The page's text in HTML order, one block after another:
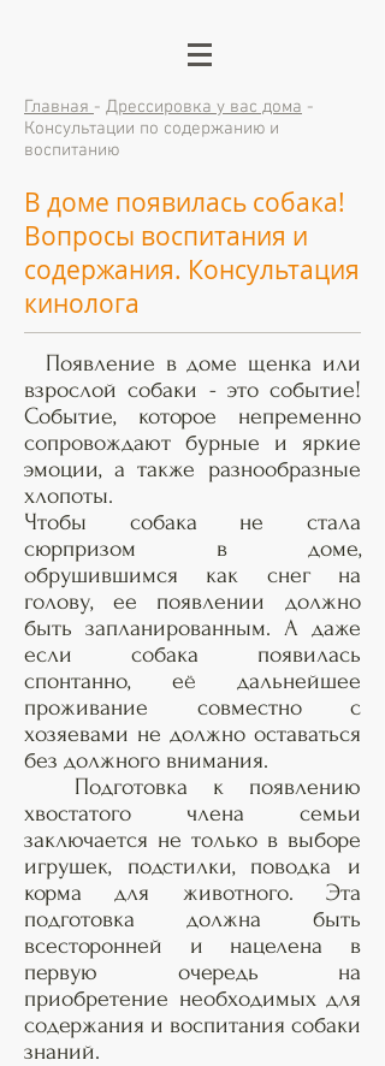
Главная - Дрессировка у вас дома -
Консультации по содержанию и
воспитанию
В доме появилась собака!
Вопросы воспитания и
содержания. Консультация
кинолога
Появление в доме щенка или
взрослой собаки - это событие!
Событие, которое непременно
сопровождают бурные и яркие
эмоции, а также разнообразные
хлопоты.
Чтобы собака не стала
сюрпризом в доме,
обрушившимся как снег на
голову, ее появлении должно
быть запланированным. А даже
если собака появилась
спонтанно, её дальнейшее
проживание совместно с
хозяевами не должно оставаться
без должного внимания.
Подготовка к появлению
хвостатого члена семьи
заключается не только в выборе
игрушек, подстилки, поводка и
корма для животного. Эта
подготовка должна быть
всесторонней и нацелена в
первую очередь на
приобретение необходимых для
содержания и воспитания собаки
знаний.